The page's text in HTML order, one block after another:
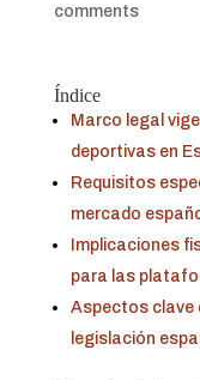
comments
Índice
Marco legal
deportivas en
Requisitos
mercado
Implicaciones
para las
Aspectos clave
legislación